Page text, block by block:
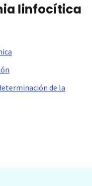
linfocítica
de la